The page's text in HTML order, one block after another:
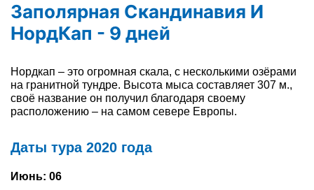
Спецпредложения
Праздничные туры
Страны и направления
Поиск тура
Заполярная Скандинавия И
НордКап - 9 дней
Нордкап – это огромная скала, с несколькими озёрами
на гранитной тундре. Высота мыса составляет 307 м.,
своё название он получил благодаря своему
расположению – на самом севере Европы.
Даты тура 2020 года
Июнь: 06